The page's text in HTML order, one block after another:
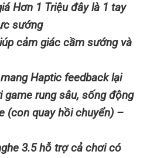
Hơn 1 Triệu đây là 1 tay
sướng
cảm giác cầm sướng và
Haptic feedback lại
game rung sâu, sống động
(con quay hồi chuyển) –
3.5 hỗ trợ cả chơi có